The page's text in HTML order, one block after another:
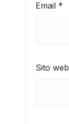
Email *
Sito web